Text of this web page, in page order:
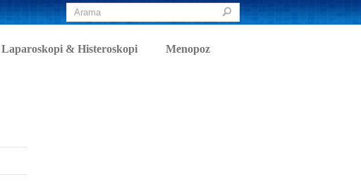
Laparoskopi & Histeroskopi Menopoz